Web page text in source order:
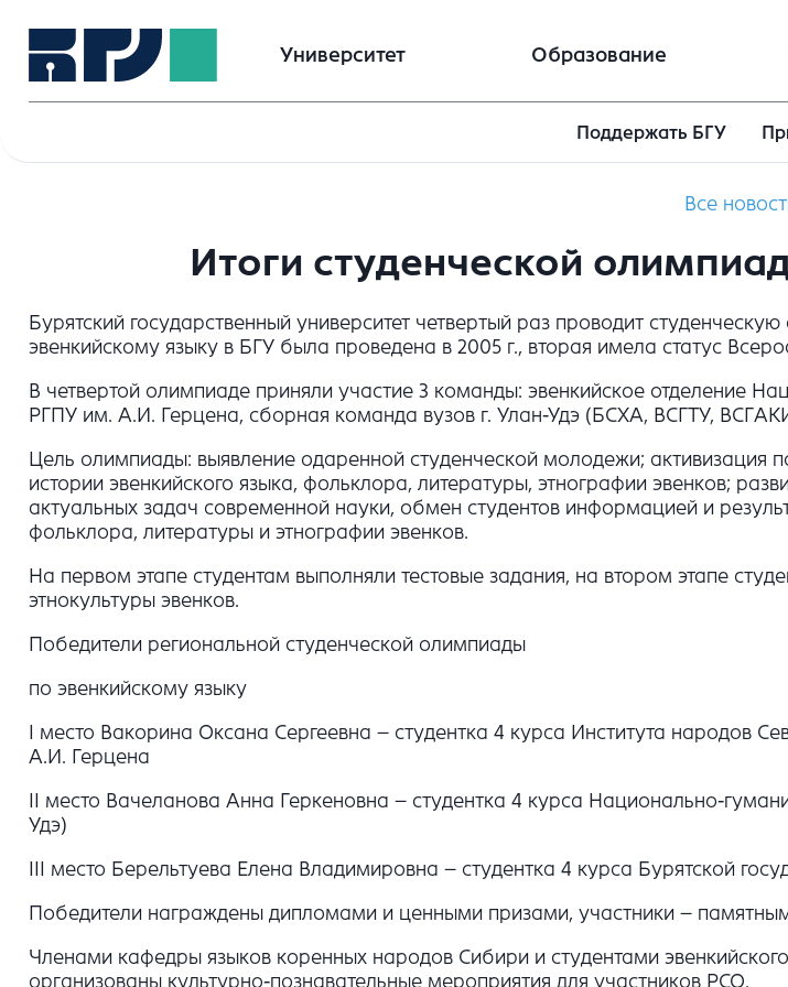
Университет Образование
Поддержать БГУ
Все
Итоги студенческой
Бурятский государственный университет четвертый раз проводит
эвенкийскому языку в БГУ была проведена в 2005 г., вторая имела статус
В четвертой олимпиаде приняли участие 3 команды: эвенкийское отделение
РГПУ им. А.И. Герцена, сборная команда вузов г. Улан-Удэ (БСХА, ВСГТУ,
Цель олимпиады: выявление одаренной студенческой молодежи; активизация
истории эвенкийского языка, фольклора, литературы, этнографии эвенков;
актуальных задач современной науки, обмен студентов информацией и
фольклора, литературы и этнографии эвенков.
На первом этапе студентам выполняли тестовые задания, на втором этапе
этнокультуры эвенков.
Победители региональной студенческой олимпиады
по эвенкийскому языку
I место Вакорина Оксана Сергеевна – студентка 4 курса Института народов
А.И. Герцена
II место Вачеланова Анна Геркеновна – студентка 4 курса Национально-
Удэ)
III место Берельтуева Елена Владимировна – студентка 4 курса Бурятской
Победители награждены дипломами и ценными призами, участники –
Членами кафедры языков коренных народов Сибири и студентами
организованы культурно-познавательные мероприятия для участников РСО.